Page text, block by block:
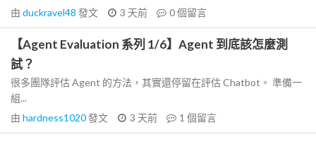
由 duckravel48 發文 3 天前 0個留言
【Agent Evaluation 系列 1/6】Agent 到底該怎麼測
試？
很多團隊評估 Agent 的方法，其實還停留在評估 Chatbot。 準備一
組...
由 hardness1020發文 3 天前 1 個留言